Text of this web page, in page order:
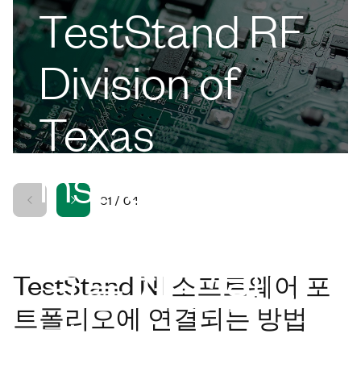
TestStand RF
Division of
Texas
Instruments에
공통 프레임워
크를 제공합니
다.
01 / 04
TestStand NI 소프트웨어 포
트폴리오에 연결되는 방법